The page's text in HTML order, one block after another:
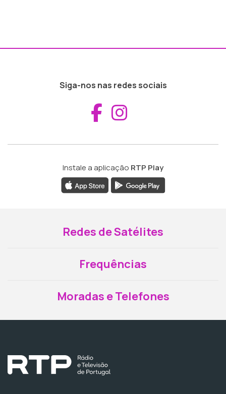
Siga-nos nas redes sociais
Aceder ao
Instale a aplicação RTP Play
Redes de Satélites
Frequências
Moradas e Telefones